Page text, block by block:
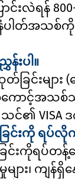
လဲရန် 800-
ာင့်နံပါတ်
းပါ။
င်းများ (
သစ်သို့ ရွှေ့
၏ VISA
င်းကို ရပ်လိုက်
တန့်သော်လ
ျား၊ က